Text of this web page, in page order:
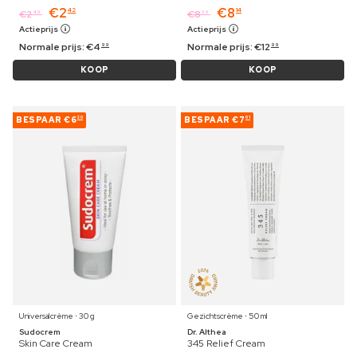
€2 49 €2 42
Actieprijs
Normale prijs:€4 99
KOOP
€839 €8 14
Actieprijs
Normale prijs:€12 99
KOOP
BESPAAR €620
Universalcrème ⋅ 30 g
Sudocrem
Skin Care Cream
BESPAAR €7 01
Gezichtscrème ⋅ 50 ml
Dr. Althea
345 Relief Cream